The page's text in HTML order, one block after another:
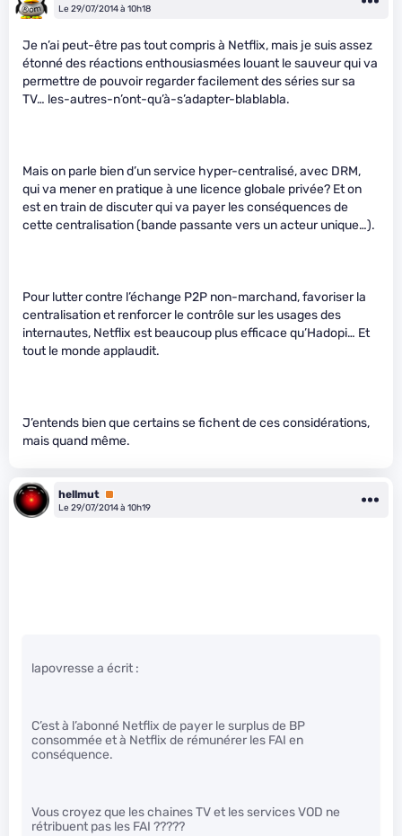
Le 29/07/2014 à 10h18
Je n’ai peut-être pas tout compris à Netflix, mais je suis assez
étonné des réactions enthousiasmées louant le sauveur qui va
permettre de pouvoir regarder facilement des séries sur sa
TV… les-autres-n’ont-qu’à-s’adapter-blablabla.
Mais on parle bien d’un service hyper-centralisé, avec DRM,
qui va mener en pratique à une licence globale privée? Et on
est en train de discuter qui va payer les conséquences de
cette centralisation (bande passante vers un acteur unique…).
Pour lutter contre l’échange P2P non-marchand, favoriser la
centralisation et renforcer le contrôle sur les usages des
internautes, Netflix est beaucoup plus efficace qu’Hadopi… Et
tout le monde applaudit.
J’entends bien que certains se fichent de ces considérations,
mais quand même.
hellmut Premium
Le 29/07/2014 à 10h19
lapovresse a écrit :
C’est à l’abonné Netflix de payer le surplus de BP
consommée et à Netflix de rémunérer les FAI en
conséquence.
Vous croyez que les chaines TV et les services VOD ne
rétribuent pas les FAI ?????